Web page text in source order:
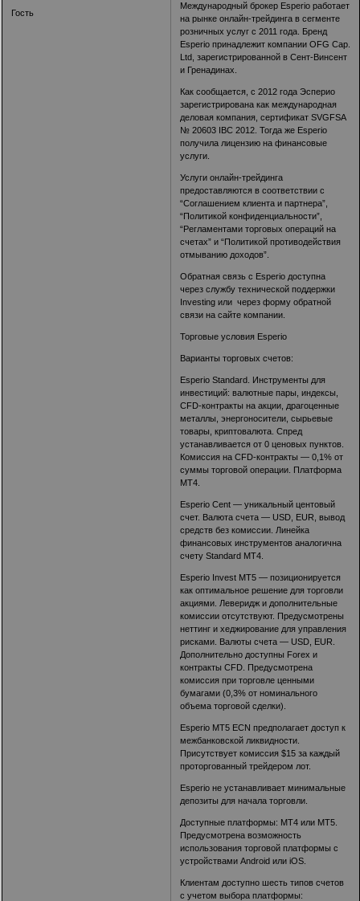
Гость
Международный брокер Esperio работает
на рынке онлайн-трейдинга в сегменте
розничных услуг с 2011 года. Бренд
Esperio принадлежит компании OFG Cap.
Ltd, зарегистрированной в Сент-Винсент
и Гренадинах.
Как сообщается, с 2012 года Эсперио
зарегистрирована как международная
деловая компания, сертификат SVGFSA
№ 20603 IBC 2012. Тогда же Esperio
получила лицензию на финансовые
услуги.
Услуги онлайн-трейдинга
предоставляются в соответствии с
“Соглашением клиента и партнера”,
“Политикой конфиденциальности”,
“Регламентами торговых операций на
счетах” и “Политикой противодействия
отмыванию доходов”.
Обратная связь с Esperio доступна
через службу технической поддержки
Investing или через форму обратной
связи на сайте компании.
Торговые условия Esperio
Варианты торговых счетов:
Esperio Standard. Инструменты для
инвестиций: валютные пары, индексы,
CFD-контракты на акции, драгоценные
металлы, энергоносители, сырьевые
товары, криптовалюта. Спред
устанавливается от 0 ценовых пунктов.
Комиссия на CFD-контракты — 0,1% от
суммы торговой операции. Платформа
MT4.
Esperio Cent — уникальный центовый
счет. Валюта счета — USD, EUR, вывод
средств без комиссии. Линейка
финансовых инструментов аналогична
счету Standard MT4.
Esperio Invest MT5 — позиционируется
как оптимальное решение для торговли
акциями. Леверидж и дополнительные
комиссии отсутствуют. Предусмотрены
неттинг и хеджирование для управления
рисками. Валюты счета — USD, EUR.
Дополнительно доступны Forex и
контракты CFD. Предусмотрена
комиссия при торговле ценными
бумагами (0,3% от номинального
объема торговой сделки).
Esperio МТ5 ECN предполагает доступ к
межбанковской ликвидности.
Присутствует комиссия $15 за каждый
проторгованный трейдером лот.
Esperio не устанавливает минимальные
депозиты для начала торговли.
Доступные платформы: MT4 или MT5.
Предусмотрена возможность
использования торговой платформы с
устройствами Android или iOS.
Клиентам доступно шесть типов счетов
с учетом выбора платформы: